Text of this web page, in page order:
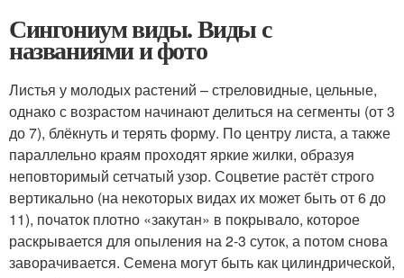
Сингониум виды. Виды с
названиями и фото
Листья у молодых растений – стреловидные, цельные,
однако с возрастом начинают делиться на сегменты (от 3
до 7), блёкнуть и терять форму. По центру листа, а также
параллельно краям проходят яркие жилки, образуя
неповторимый сетчатый узор. Соцветие растёт строго
вертикально (на некоторых видах их может быть от 6 до
11), початок плотно «закутан» в покрывало, которое
раскрывается для опыления на 2-3 суток, а потом снова
заворачивается. Семена могут быть как цилиндрической,